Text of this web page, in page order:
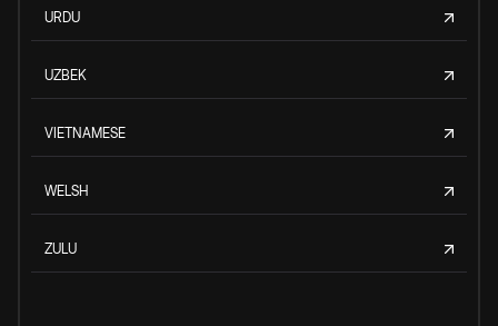
URDU
UZBEK
VIETNAMESE
WELSH
ZULU